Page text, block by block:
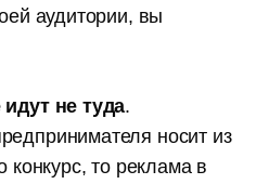
аудитории, вы
не туда.
носит из
конкурс, то реклама в